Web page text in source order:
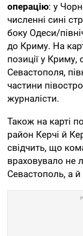
операцію: у
численні сині
боку Одеси/
до Криму. На
позиції у
Севастополя,
частини
журналісти.
Також на карті
район Керчі й
свідчить, що
враховувало не
Севастополь, а